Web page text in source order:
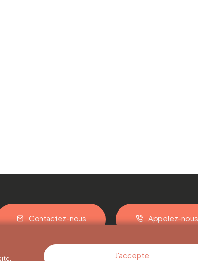
Contactez-nous Appelez-nous
J'accepte